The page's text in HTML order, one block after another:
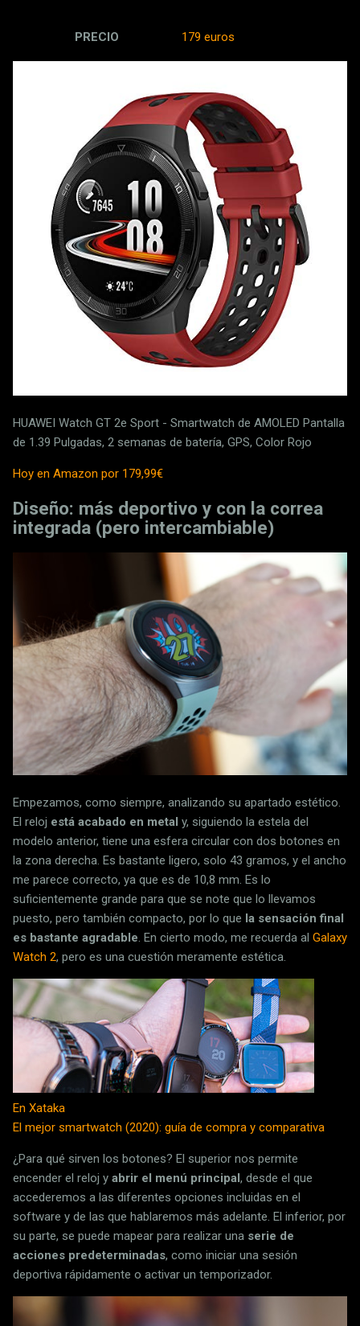
PRECIO 179 euros
HUAWEI Watch GT 2e Sport - Smartwatch de AMOLED Pantalla
de 1.39 Pulgadas, 2 semanas de batería, GPS, Color Rojo
Hoy en Amazon por 179,99€
Diseño: más deportivo y con la correa
integrada (pero intercambiable)
Empezamos, como siempre, analizando su apartado estético.
El reloj está acabado en metal y, siguiendo la estela del
modelo anterior, tiene una esfera circular con dos botones en
la zona derecha. Es bastante ligero, solo 43 gramos, y el ancho
me parece correcto, ya que es de 10,8 mm. Es lo
suficientemente grande para que se note que lo llevamos
puesto, pero también compacto, por lo que la sensación final
es bastante agradable. En cierto modo, me recuerda al Galaxy
Watch 2, pero es una cuestión meramente estética.
En Xataka
El mejor smartwatch (2020): guía de compra y comparativa
¿Para qué sirven los botones? El superior nos permite
encender el reloj y abrir el menú principal, desde el que
accederemos a las diferentes opciones incluidas en el
software y de las que hablaremos más adelante. El inferior, por
su parte, se puede mapear para realizar una serie de
acciones predeterminadas, como iniciar una sesión
deportiva rápidamente o activar un temporizador.